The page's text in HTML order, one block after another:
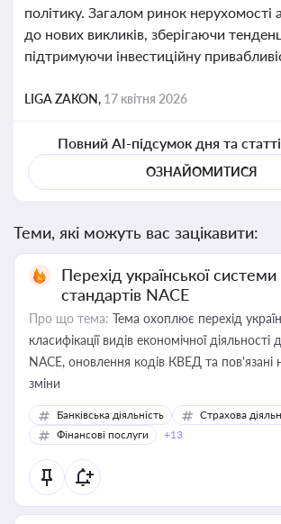
політику. Загалом ринок нерухомості
до нових викликів, зберігаючи
підтримуючи інвестиційну
LIGA ZAKON, 17 квітня 2026
Повний AI-підсумок дня та
ОЗНАЙОМИТИСЯ
Теми, які можуть вас зацікавити:
Перехід української
стандартів NACE
Про що тема: Тема охоплює перехід
класифікації видів економічної діяльності
NACE, оновлення кодів КВЕД та пов'язані
зміни
Банківська діяльність
Страхова
Фінансові послуги
+13